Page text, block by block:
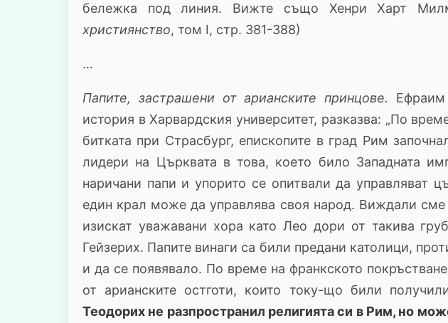
бележка под линия. Вижте също Хенри Харт
християнство, том I, стр. 381-388)
…
Папите, застрашени от арианските принцове.
история в Харвардския университет, разказва: „По
битката при Страсбург, епископите в град Рим
лидери на Църквата в това, което било Западната
наричани папи и упорито се опитвали да управляват
един крал може да управлява своя народ. Виждали сме
изискат уважавани хора като Лео дори от такива
Гейзерих. Папите винаги са били предани католици,
и да се появявало. По време на франкското
от арианските остготи, които току-що били
Теодорих не разпространил религията си в Рим, но